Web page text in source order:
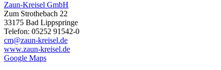
Zaun-Kreisel GmbH
Zum Strothebach 22
33175 Bad Lippspringe
Telefon: 05252 91542-0
cm@zaun-kreisel.de
www.zaun-kreisel.de
Google Maps